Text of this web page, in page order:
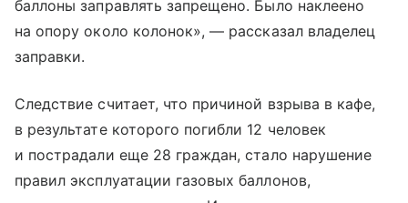
баллоны заправлять запрещено. Было наклеено
на опору около колонок», — рассказал владелец
заправки.
Следствие считает, что причиной взрыва в кафе,
в результате которого погибли 12 человек
и пострадали еще 28 граждан, стало нарушение
правил эксплуатации газовых баллонов,